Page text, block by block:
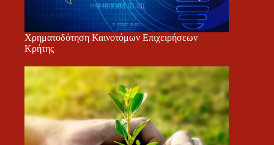
Χρηματοδότηση Καινοτόμων Επιχειρήσεων
Κρήτης